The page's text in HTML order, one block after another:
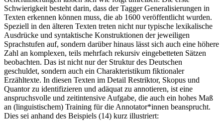
Schwierigkeit besteht darin, dass der Tagger Generalisierungen in
Texten erkennen können muss, die ab 1600 veröffentlicht wurden.
Speziell in den älteren Texten treten nicht nur typische lexikalische
Ausdrücke und syntaktische Konstruktionen der jeweiligen
Sprachstufen auf, sondern darüber hinaus lässt sich auch eine höhere
Zahl an komplexen, teils mehrfach rekursiv eingebetteten Sätzen
beobachten. Das ist nicht nur der Struktur des Deutschen
geschuldet, sondern auch ein Charakteristikum fiktionaler
Erzähltexte. In diesen Texten im Detail Restriktor, Skopus und
Quantor zu identifizieren und adäquat zu annotieren, ist eine
anspruchsvolle und zeitintensive Aufgabe, die auch ein hohes Maß
an (linguistischem) Training für die Annotator*innen beansprucht.
Dies sei anhand des Beispiels (14) kurz illustriert: